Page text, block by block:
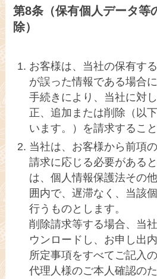
第8条（保有個人データ等
除）
お客様は、当社の保有す
が誤った情報である場合
手続きにより、当社に対
正、追加または削除（以
います。）を請求するこ
当社は、お客様から前項
請求に応じる必要がある
は、個人情報保護法その
囲内で、遅滞なく、当該
行うものとします。
削除請求等する場合、当
ウンロードし、お申し出
所定事項をすべてご記入
代理人様のご本人確認の